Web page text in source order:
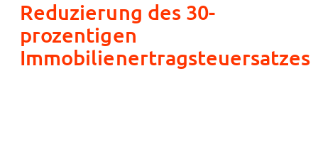
Reduzierung des 30-
prozentigen
Immobilienertragsteuersatzes